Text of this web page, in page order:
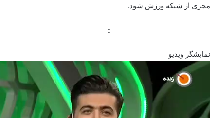
مجری از شبکه ورزش شود.
::
نمایشگر ویدیو